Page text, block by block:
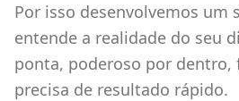
Por isso desenvolvemos um
entende a realidade do seu
ponta, poderoso por dentro,
precisa de resultado rápido.